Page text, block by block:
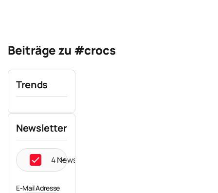
Beiträge zu #crocs
Trends
Newsletter
4 Newsletter ausgewählt
E-Mail Adresse